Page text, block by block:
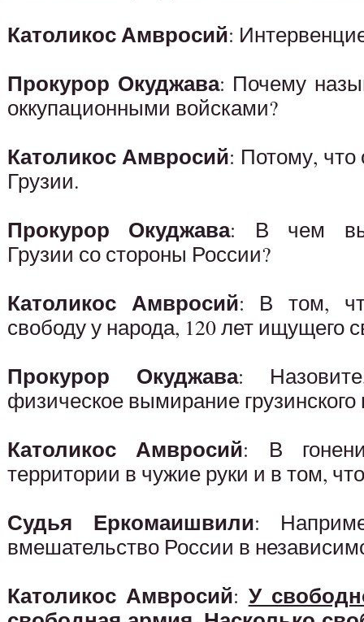
Католикос Амвросий:
Прокурор Окуджава: Почему
оккупационными войсками?
Католикос Амвросий: Потому, что
Грузии.
Прокурор Окуджава: В чем
Грузии со стороны России?
Католикос Амвросий: В том,
свободу у народа, 120 лет ищущего
Прокурор Окуджава:
физическое вымирание грузинского
Католикос Амвросий: В
территории в чужие руки и в том,
Судья Еркомаишвили:
вмешательство России в
Католикос Амвросий: У